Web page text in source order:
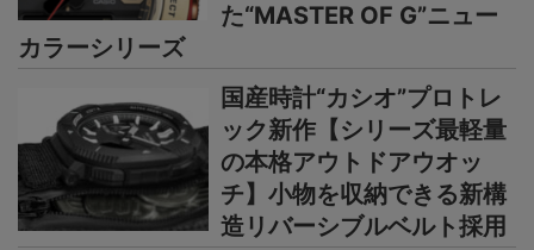
た“MASTER OF G”ニュー
カラーシリーズ
国産時計“カシオ”プロトレ
ック新作【シリーズ最軽量
の本格アウトドアウオッ
チ】小物を収納できる新構
造リバーシブルベルト採用